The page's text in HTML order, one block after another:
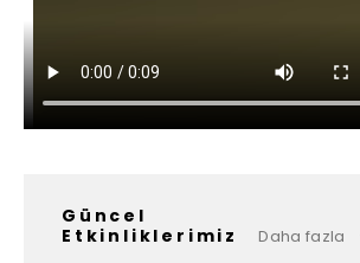
Güncel
Etkinliklerimiz
Daha fazla